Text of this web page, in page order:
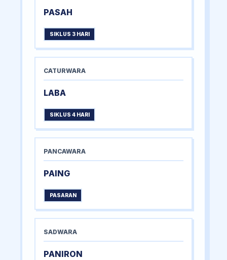
PASAH
SIKLUS 3 HARI
CATURWARA
LABA
SIKLUS 4 HARI
PANCAWARA
PAING
PASARAN
SADWARA
PANIRON